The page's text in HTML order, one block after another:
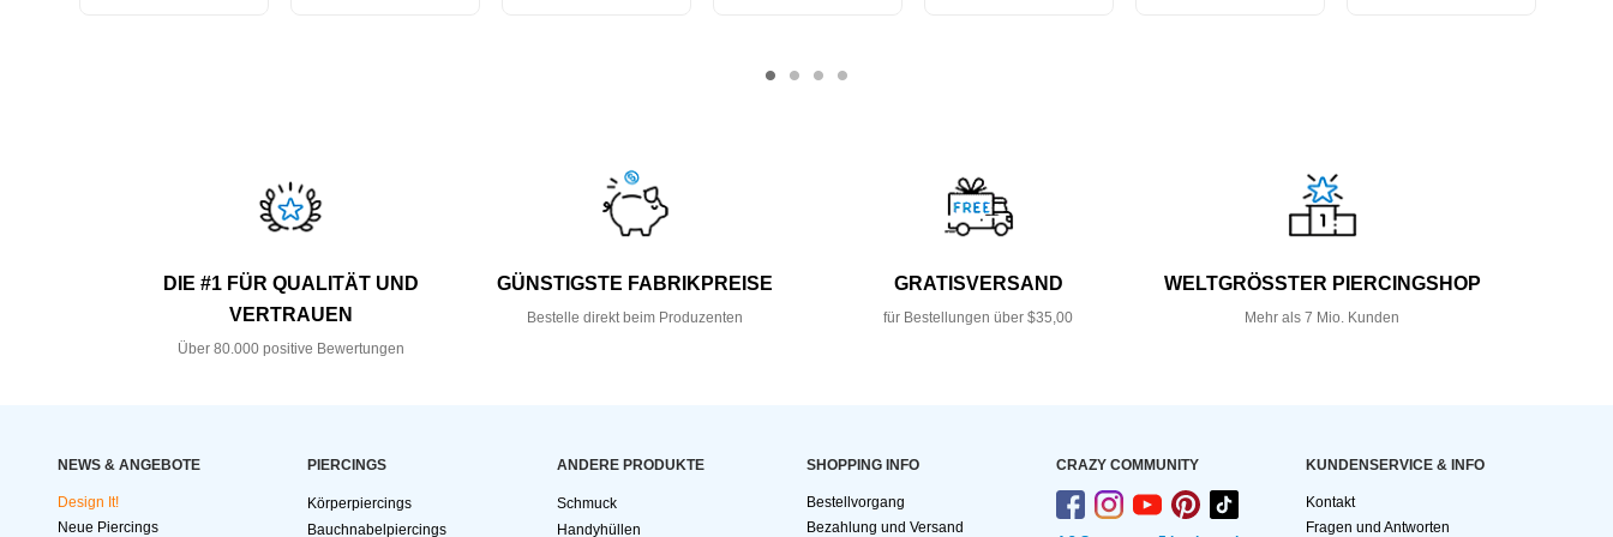
DIE #1 FÜR QUALITÄT UND
VERTRAUEN
Über 80.000 positive Bewertungen
GÜNSTIGSTE FABRIKPREISE
Bestelle direkt beim Produzenten
GRATISVERSAND
für Bestellungen über $35,00
WELTGRÖSSTER PIERCINGSHOP
Mehr als 7 Mio. Kunden
NEWS & ANGEBOTE
Design It!
Neue Piercings
PIERCINGS
Körperpiercings
Bauchnabelpiercings
ANDERE PRODUKTE
Schmuck
Handyhüllen
SHOPPING INFO
Bestellvorgang
Bezahlung und Versand
CRAZY COMMUNITY KUNDEN­SERVICE & INFO
Kontakt
Fragen und Antworten